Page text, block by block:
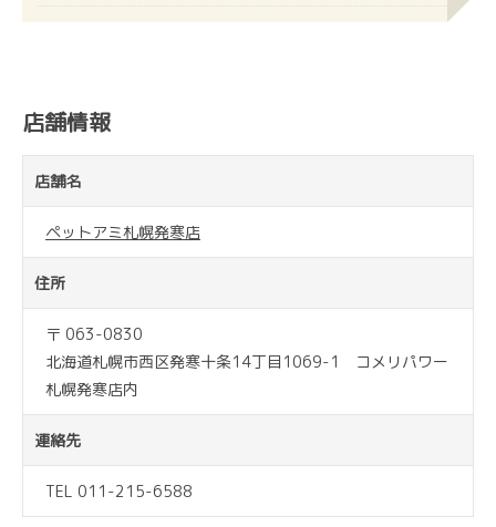
店舗情報
店舗名
ペットアミ札幌発寒店
住所
〒 063-0830
北海道札幌市西区発寒十条14丁目1069-1 コメリパワー
札幌発寒店内
連絡先
TEL 011-215-6588